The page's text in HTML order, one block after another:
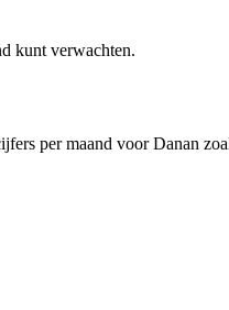
kunt verwachten.
per maand voor Danan